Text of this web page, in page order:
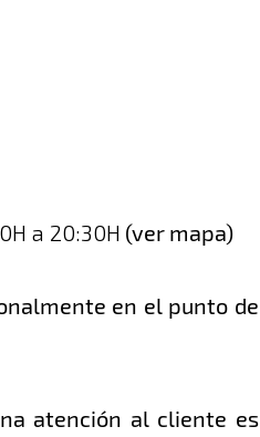
a 20:30H (ver mapa)
en el punto de
atención al cliente es